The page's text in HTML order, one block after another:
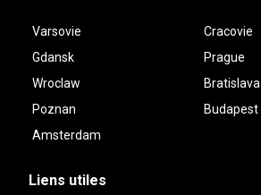
Varsovie
Cracovie
Gdansk
Prague
Wroclaw
Bratislava
Poznan
Budapest
Amsterdam
Liens utiles